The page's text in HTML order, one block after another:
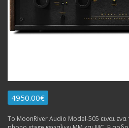
4950.00€
To MoonRiver Audio Model-505 ειναι